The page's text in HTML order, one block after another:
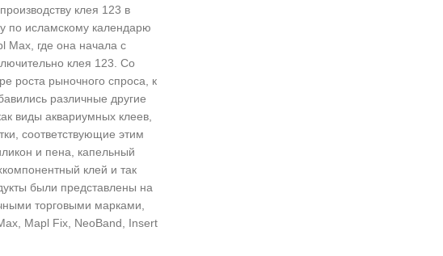
клея 123 в
по исламскому календарю
Max, где она начала с
клея 123. Со
роста рыночного спроса, к
различные другие
виды аквариумных клеев,
соответствующие этим
и пена, капельный
клей и так
были представлены на
торговыми марками,
Mapl Fix, NeoBand, Insert